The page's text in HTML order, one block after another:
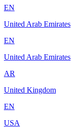
EN
United Arab Emirates
EN
United Arab Emirates
AR
United Kingdom
EN
USA